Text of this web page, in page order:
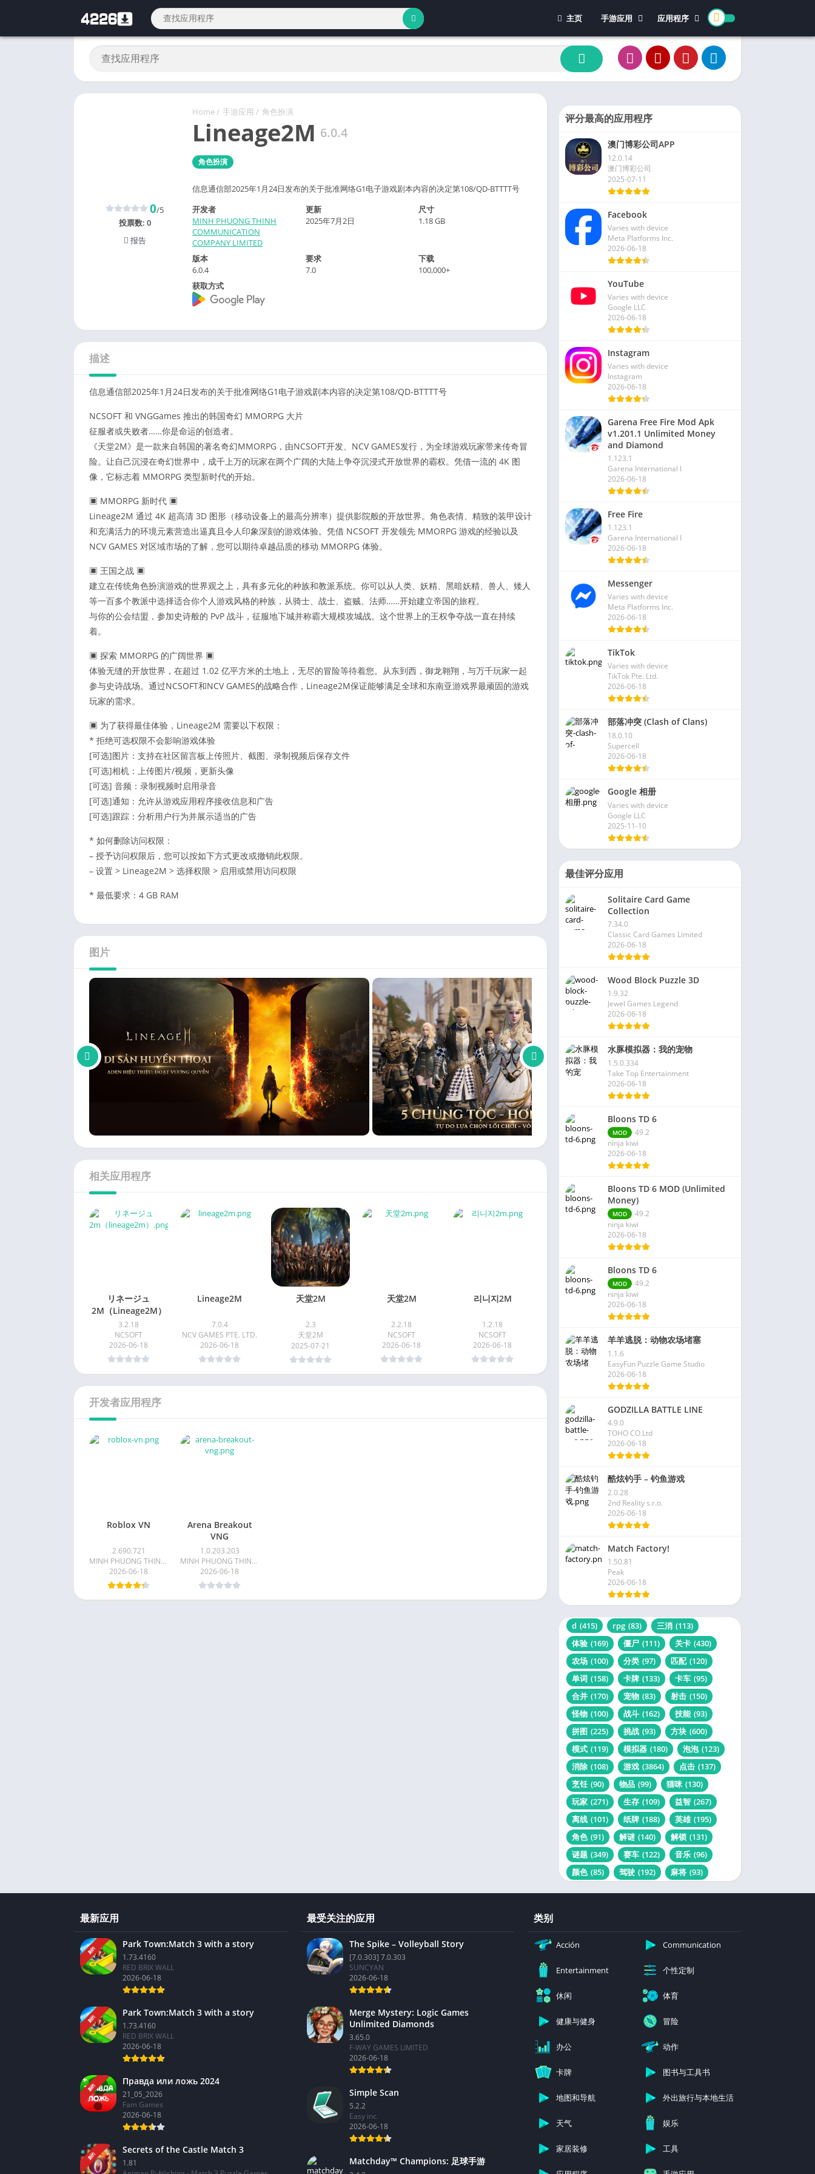
主页
手游应用
休闲游戏
冒险游戏
教育游戏
角色扮演
文字游戏
竞速游戏
策略游戏
应用程序
体育
办公
Home/ 手游应用 / 角色扮演
Lineage2M 6.0.4
角色扮演
信息通信部2025年1月24日发布的关于批准网络G1电子游戏剧本内容的决定第108/QD-BTTTT号
0/5
投票数: 0
报告
开发者
MINH PHUONG THINH
COMMUNICATION
COMPANY LIMITED
更新
2025年7月2日
尺寸
1.18 GB
版本
6.0.4
要求
7.0
下载
100,000+
获取方式
描述
信息通信部2025年1月24日发布的关于批准网络G1电子游戏剧本内容的决定第108/QD-BTTTT号
NCSOFT 和 VNGGames 推出的韩国奇幻 MMORPG 大片
征服者或失败者……你是命运的创造者。
《天堂2M》是一款来自韩国的著名奇幻MMORPG，由NCSOFT开发、NCV GAMES发行，为全球游戏玩家带来传奇冒
险。让自己沉浸在奇幻世界中，成千上万的玩家在两个广阔的大陆上争夺沉浸式开放世界的霸权。凭借一流的 4K 图
像，它标志着 MMORPG 类型新时代的开始。
▣ MMORPG 新时代 ▣
Lineage2M 通过 4K 超高清 3D 图形（移动设备上的最高分辨率）提供影院般的开放世界。角色表情、精致的装甲设计
和充满活力的环境元素营造出逼真且令人印象深刻的游戏体验。凭借 NCSOFT 开发领先 MMORPG 游戏的经验以及
NCV GAMES 对区域市场的了解，您可以期待卓越品质的移动 MMORPG 体验。
▣ 王国之战 ▣
建立在传统角色扮演游戏的世界观之上，具有多元化的种族和教派系统。你可以从人类、妖精、黑暗妖精、兽人、矮人
等一百多个教派中选择适合你个人游戏风格的种族，从骑士、战士、盗贼、法师……开始建立帝国的旅程。
与你的公会结盟，参加史诗般的 PvP 战斗，征服地下城并称霸大规模攻城战。这个世界上的王权争夺战一直在持续
着。
▣ 探索 MMORPG 的广阔世界 ▣
体验无缝的开放世界，在超过 1.02 亿平方米的土地上，无尽的冒险等待着您。从东到西，御龙翱翔，与万千玩家一起
参与史诗战场。通过NCSOFT和NCV GAMES的战略合作，Lineage2M保证能够满足全球和东南亚游戏界最顽固的游戏
玩家的需求。
▣ 为了获得最佳体验，Lineage2M 需要以下权限：
* 拒绝可选权限不会影响游戏体验
[可选]图片：支持在社区留言板上传照片、截图、录制视频后保存文件
[可选]相机：上传图片/视频，更新头像
[可选] 音频：录制视频时启用录音
[可选]通知：允许从游戏应用程序接收信息和广告
[可选]跟踪：分析用户行为并展示适当的广告
* 如何删除访问权限：
– 授予访问权限后，您可以按如下方式更改或撤销此权限。
– 设置 > Lineage2M > 选择权限 > 启用或禁用访问权限
* 最低要求：4 GB RAM
图片
相关应用程序
リネージュ
2M（Lineage2M）
3.2.18
NCSOFT
2026-06-18
Lineage2M
7.0.4
NCV GAMES PTE. LTD.
2026-06-18
天堂2M
2.3
天堂2M
2025-07-21
天堂2M
2.2.18
NCSOFT
2026-06-18
리니지2M
1.2.18
NCSOFT
2026-06-18
开发者应用程序
Roblox VN
2.690.721
MINH PHUONG THINH COMMUNICATION COMPANY LIMITED
2026-06-18
Arena Breakout
VNG
1.0.203.203
MINH PHUONG THINH COMMUNICATION COMPANY LIMITED
2026-06-18
评分最高的应用程序
澳门博彩公司APP
12.0.14
澳门博彩公司
2025-07-11
Facebook
Varies with device
Meta Platforms Inc.
2026-06-18
YouTube
Varies with device
Google LLC
2026-06-18
Instagram
Varies with device
Instagram
2026-06-18
Garena Free Fire Mod Apk
v1.201.1 Unlimited Money
and Diamond
1.123.1
Garena International I
2026-06-18
Free Fire
1.123.1
Garena International I
2026-06-18
Messenger
Varies with device
Meta Platforms Inc.
2026-06-18
TikTok
Varies with device
TikTok Pte. Ltd.
2026-06-18
部落冲突 (Clash of Clans)
18.0.10
Supercell
2026-06-18
Google 相册
Varies with device
Google LLC
2025-11-10
最佳评分应用
Solitaire Card Game
Collection
7.34.0
Classic Card Games Limited
2026-06-18
Wood Block Puzzle 3D
1.9.32
Jewel Games Legend
2026-06-18
水豚模拟器：我的宠物
1.5.0.334
Take Top Entertainment
2026-06-18
Bloons TD 6
MOD
49.2
ninja kiwi
2026-06-18
Bloons TD 6 MOD (Unlimited
Money)
MOD
49.2
ninja kiwi
2026-06-18
Bloons TD 6
MOD
49.2
ninja kiwi
2026-06-18
羊羊逃脱：动物农场堵塞
1.1.6
EasyFun Puzzle Game Studio
2026-06-18
GODZILLA BATTLE LINE
4.9.0
TOHO CO.Ltd
2026-06-18
酷炫钓手 – 钓鱼游戏
2.0.28
2nd Reality s.r.o.
2026-06-18
Match Factory!
1.50.81
Peak
2026-06-18
d (415) rpg (83) 三消 (113)
体验 (169) 僵尸 (111) 关卡 (430)
农场 (100) 分类 (97) 匹配 (120)
单词 (158) 卡牌 (133) 卡车 (95)
合并 (170) 宠物 (83) 射击 (150)
怪物 (100) 战斗 (162) 技能 (93)
拼图 (225) 挑战 (93) 方块 (600)
模式 (119) 模拟器 (180) 泡泡 (123)
消除 (108) 游戏 (3864) 点击 (137)
烹饪 (90) 物品 (99) 猫咪 (130)
玩家 (271) 生存 (109) 益智 (267)
离线 (101) 纸牌 (188) 英雄 (195)
角色 (91) 解谜 (140) 解锁 (131)
谜题 (349) 赛车 (122) 音乐 (96)
颜色 (85) 驾驶 (192) 麻将 (93)
最新应用
新的
Park Town:Match 3 with a story
1.73.4160
RED BRIX WALL
2026-06-18
新的
Park Town:Match 3 with a story
1.73.4160
RED BRIX WALL
2026-06-18
新的
Правда или ложь 2024
21_05_2026
Fam Games
2026-06-18
新的
Secrets of the Castle Match 3
1.81
最受关注的应用
The Spike – Volleyball Story
[7.0.303] 7.0.303
SUNCYAN
2026-06-18
Merge Mystery: Logic Games
Unlimited Diamonds
3.65.0
F-WAY GAMES LIMITED
2026-06-18
Simple Scan
5.2.2
Easy inc.
2026-06-18
Matchday™ Champions: 足球手游
类别
Acción Communication
Entertainment 个性定制
休闲 体育
健康与健身 冒险
办公 动作
卡牌 图书与工具书
地图和导航 外出旅行与本地生活
天气 娱乐
家居装修 工具